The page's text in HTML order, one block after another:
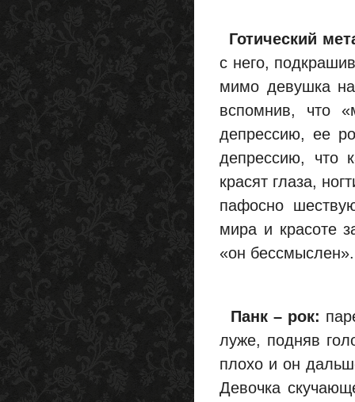
Готический
с него,
мимо девушка
вспомнив, что
депрессию, ее
депрессию, что
красят глаза,
пафосно
мира и красоте
«он бессмыслен».
Панк – рок:
луже, подняв
плохо и он
Девочка